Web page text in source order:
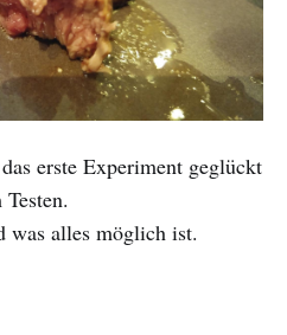
erste Experiment geglückt
was alles möglich ist.